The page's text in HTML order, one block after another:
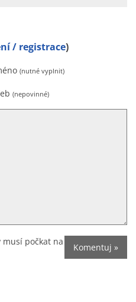
/ registrace)
(nutné vyplnit)
(nepovinné)
musí počkat na